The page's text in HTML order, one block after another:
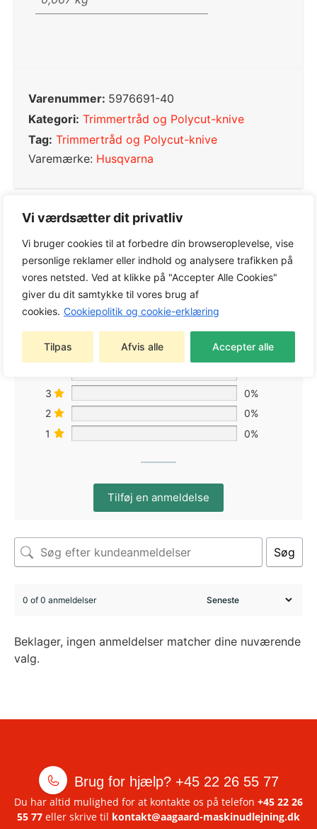
Vi værdsætter dit privatliv
Vi bruger cookies til at forbedre din browseroplevelse, vise
personlige reklamer eller indhold og analysere trafikken på
vores netsted. Ved at klikke på "Accepter Alle Cookies"
giver du dit samtykke til vores brug af
cookies. Cookiepolitik og cookie-erklæring
Tilpas Afvis alle Accepter alle
Varenummer: 5976691-40
Kategori: Trimmertråd og Polycut-knive
Tag: Trimmertråd og Polycut-knive
Varemærke: Husqvarna
0,0
Baseret på 0 anmeldelser
5
0%
3
0%
2
0%
1
0%
Tilføj en anmeldelse
Søg
0 of 0 anmeldelser
Beklager, ingen anmeldelser matcher dine nuværende
valg.
Brug for hjælp? +45 22 26 55 77
Du har altid mulighed for at kontakte os på telefon +45 22 26
55 77 eller skrive til kontakt@aagaard-maskinudlejning.dk